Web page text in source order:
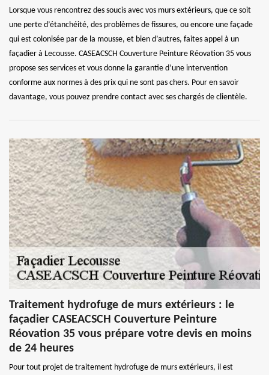
Lorsque vous rencontrez des soucis avec vos murs extérieurs, que ce soit
une perte d’étanchéité, des problèmes de fissures, ou encore une façade
qui est colonisée par de la mousse, et bien d’autres, faites appel à un
façadier à Lecousse. CASEACSCH Couverture Peinture Réovation 35 vous
propose ses services et vous donne la garantie d’une intervention
conforme aux normes à des prix qui ne sont pas chers. Pour en savoir
davantage, vous pouvez prendre contact avec ses chargés de clientèle.
Traitement hydrofuge de murs extérieurs : le
façadier CASEACSCH Couverture Peinture
Réovation 35 vous prépare votre devis en moins
de 24 heures
Pour tout projet de traitement hydrofuge de murs extérieurs, il est